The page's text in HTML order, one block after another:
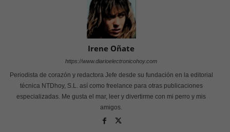
Irene Oñate
https://www.diarioelectronicohoy.com
Periodista de corazón y redactora Jefe desde su fundación en la editorial
técnica NTDhoy, S.L. así como freelance para otras publicaciones
especializadas. Me gusta el mar, leer y divertirme con mi perro y mis
amigos.